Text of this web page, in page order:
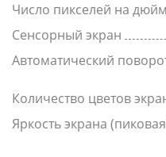
Число пикселей на дюйм
Сенсорный экран
Автоматический
Количество цветов
Яркость экрана